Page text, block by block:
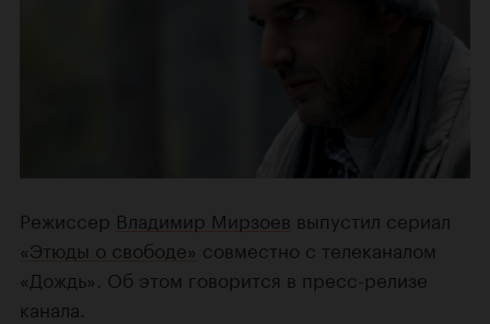
Режиссер Владимир Мирзоев выпустил сериал
«Этюды о свободе» совместно с телеканалом
«Дождь». Об этом говорится в пресс-релизе
канала.